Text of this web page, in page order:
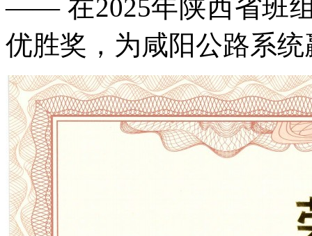
—— 在2025年陕西省班
优胜奖，为咸阳公路系